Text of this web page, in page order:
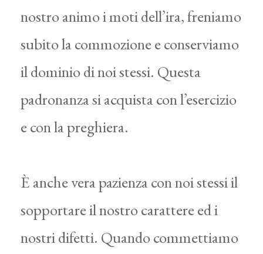
nostro animo i moti dell’ira, freniamo
subito la commozione e conserviamo
il dominio di noi stessi. Questa
padronanza si acquista con l’esercizio
e con la preghiera.
È anche vera pazienza con noi stessi il
sopportare il nostro carattere ed i
nostri difetti. Quando commettiamo